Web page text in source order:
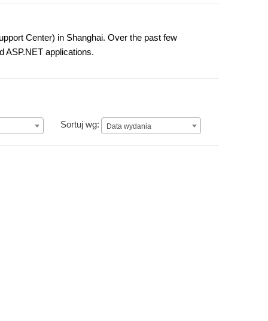
Center) in Shanghai. Over the past few
ASP.NET applications.
Sortuj wg: Data wydania
Data wydania